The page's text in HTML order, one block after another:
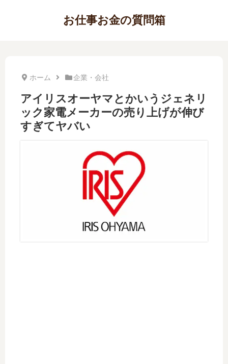
お仕事お金の質問箱
ホーム 企業・会社
アイリスオーヤマとかいうジェネリ
ック家電メーカーの売り上げが伸び
すぎてヤバい